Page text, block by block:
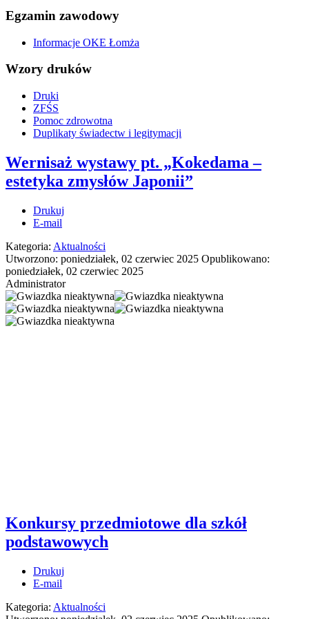
Egzamin zawodowy
Informacje OKE Łomża
Wzory druków
Druki
ZFŚS
Pomoc zdrowotna
Duplikaty świadectw i legitymacji
Wernisaż wystawy pt. „Kokedama –
estetyka zmysłów Japonii”
Drukuj
E-mail
Kategoria: Aktualności
Utworzono: poniedziałek, 02 czerwiec 2025 Opublikowano:
poniedziałek, 02 czerwiec 2025
Administrator
Konkursy przedmiotowe dla szkół
podstawowych
Drukuj
E-mail
Kategoria: Aktualności